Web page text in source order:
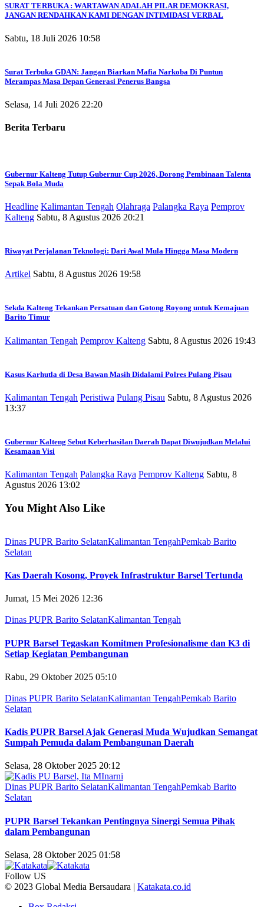
SURAT TERBUKA : WARTAWAN ADALAH PILAR DEMOKRASI,
JANGAN RENDAHKAN KAMI DENGAN INTIMIDASI VERBAL
Sabtu, 18 Juli 2026 10:58
Surat Terbuka GDAN: Jangan Biarkan Mafia Narkoba Di Puntun
Merampas Masa Depan Generasi Penerus Bangsa
Selasa, 14 Juli 2026 22:20
Berita Terbaru
Gubernur Kalteng Tutup Gubernur Cup 2026, Dorong Pembinaan Talenta
Sepak Bola Muda
Headline Kalimantan Tengah Olahraga Palangka Raya Pemprov
Kalteng Sabtu, 8 Agustus 2026 20:21
Riwayat Perjalanan Teknologi: Dari Awal Mula Hingga Masa Modern
Artikel Sabtu, 8 Agustus 2026 19:58
Sekda Kalteng Tekankan Persatuan dan Gotong Royong untuk Kemajuan
Barito Timur
Kalimantan Tengah Pemprov Kalteng Sabtu, 8 Agustus 2026 19:43
Kasus Karhutla di Desa Bawan Masih Didalami Polres Pulang Pisau
Kalimantan Tengah Peristiwa Pulang Pisau Sabtu, 8 Agustus 2026
13:37
Gubernur Kalteng Sebut Keberhasilan Daerah Dapat Diwujudkan Melalui
Kesamaan Visi
Kalimantan Tengah Palangka Raya Pemprov Kalteng Sabtu, 8
Agustus 2026 13:02
You Might Also Like
Dinas PUPR Barito SelatanKalimantan TengahPemkab Barito
Selatan
Kas Daerah Kosong, Proyek Infrastruktur Barsel Tertunda
Jumat, 15 Mei 2026 12:36
Dinas PUPR Barito SelatanKalimantan Tengah
PUPR Barsel Tegaskan Komitmen Profesionalisme dan K3 di
Setiap Kegiatan Pembangunan
Rabu, 29 Oktober 2025 05:10
Dinas PUPR Barito SelatanKalimantan TengahPemkab Barito
Selatan
Kadis PUPR Barsel Ajak Generasi Muda Wujudkan Semangat
Sumpah Pemuda dalam Pembangunan Daerah
Selasa, 28 Oktober 2025 20:12
Dinas PUPR Barito SelatanKalimantan TengahPemkab Barito
Selatan
PUPR Barsel Tekankan Pentingnya Sinergi Semua Pihak
dalam Pembangunan
Selasa, 28 Oktober 2025 01:58
Follow US
© 2023 Global Media Bersaudara | Katakata.co.id